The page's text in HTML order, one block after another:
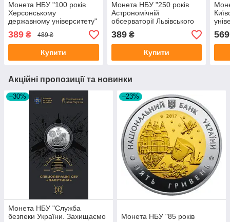
Монета НБУ "100 років
Херсонському
державному університету"
389 ₴ 489 ₴
Купити
Монета НБУ "250 років
Астрономічній
обсерваторії Львівського
університету"
389₴
Купити
569
Акційні пропозиції та новинки
–30%
Монета НБУ "Служба
безпеки України. Захищаємо
–23%
Монета НБУ "85 років